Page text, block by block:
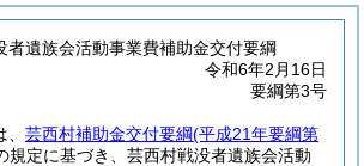
者遺族会活動事業費補助金交付要綱
令和6年2月16日
要綱第3号
芸西村補助金交付要綱(平成21年要綱第
規定に基づき、芸西村戦没者遺族会活動